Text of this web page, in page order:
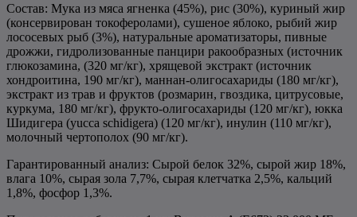
Состав: Мука из мяса ягненка (45%), рис (30%), куриный жир
(консервирован токоферолами), сушеное яблоко, рыбий жир
лососевых рыб (3%), натуральные ароматизаторы, пивные
дрожжи, гидролизованные панцири ракообразных (источник
глюкозамина, (320 мг/кг), хрящевой экстракт (источник
хондроитина, 190 мг/кг), маннан-олигосахариды (180 мг/кг),
экстракт из трав и фруктов (розмарин, гвоздика, цитрусовые,
куркума, 180 мг/кг), фрукто-олигосахариды (120 мг/кг), юкка
Шидигера (yucca schidigera) (120 мг/кг), инулин (110 мг/кг),
молочный чертополох (90 мг/кг).
Гарантированный анализ: Cырой белок 32%, сырой жир 18%,
влага 10%, сырая зола 7,7%, сырая клетчатка 2,5%, кальций
1,8%, фосфор 1,3%.